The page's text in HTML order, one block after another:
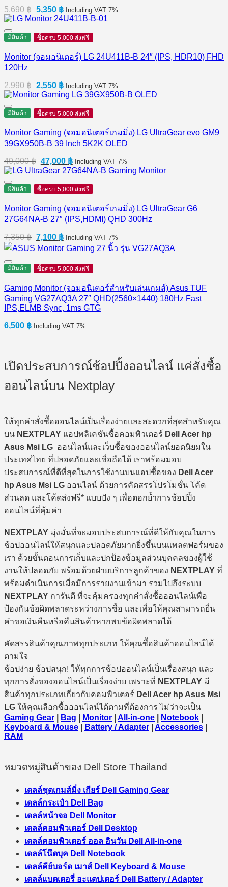
5,690฿ Original
price
5,690 ฿.
5,350 ฿Current
price
5,350 ฿.
Including VAT 7%
มีสินค้า ซื้อครบ 5,000 ส่งฟรี
Monitor (จอมอนิเตอร์) LG 24U411B-B 24″ (IPS, HDR10) FHD
120Hz
2,990฿ Original
price
2,990 ฿.
2,550 ฿Current
price
2,550 ฿.
Including VAT 7%
มีสินค้า ซื้อครบ 5,000 ส่งฟรี
Monitor Gaming (จอมอนิเตอร์เกมมิ่ง) LG UltraGear evo GM9
39GX950B-B 39 Inch 5K2K OLED
49,000฿ Original
price
49,000 ฿.
47,000 ฿Current
price
47,000 ฿.
Including VAT 7%
มีสินค้า ซื้อครบ 5,000 ส่งฟรี
Monitor Gaming (จอมอนิเตอร์เกมมิ่ง) LG UltraGear G6
27G64NA-B 27″ (IPS,HDMI) QHD 300Hz
7,350฿ Original
price
was:
7,350 ฿.
7,100 ฿Current
price
is:
7,100 ฿.
Including VAT 7%
มีสินค้า ซื้อครบ 5,000 ส่งฟรี
Gaming Monitor (จอมอนิเตอร์สำหรับเล่นเกมส์) Asus TUF
Gaming VG27AQ3A 27″ QHD(2560×1440) 180Hz Fast
IPS,ELMB Sync, 1ms GTG
6,500 ฿ Including VAT 7%
เปิดประสบการณ์ช้อปปิ้งออนไลน์ แค่สั่งซื้อ
ออนไลน์บน Nextplay
ให้ทุกคำสั่งซื้อออนไลน์เป็นเรื่องง่ายและสะดวกที่สุดสำหรับคุณ
บน NEXTPLAY แอปพลิเคชันซื้อคอมพิวเตอร์ Dell Acer hp
Asus Msi LG ออนไลน์และเว็บซื้อของออนไลน์ยอดนิยมใน
ประเทศไทย ที่ปลอดภัยและเชื่อถือได้ เราพร้อมมอบ
ประสบการณ์ที่ดีที่สุดในการใช้งานบนแอปซื้อของ Dell Acer
hp Asus Msi LG ออนไลน์ ด้วยการคัดสรรโปรโมชั่น โค้ด
ส่วนลด และโค้ดส่งฟรี* แบบปัง ๆ เพื่อตอกย้ำการช้อปปิ้ง
ออนไลน์ที่คุ้มค่า
NEXTPLAY มุ่งมั่นที่จะมอบประสบการณ์ที่ดีให้กับคุณในการ
ช้อปออนไลน์ให้สนุกและปลอดภัยมากยิ่งขึ้นบนแพลตฟอร์มของ
เรา ด้วยขั้นตอนการเก็บและปกป้องข้อมูลส่วนบุคคลของผู้ใช้
งานให้ปลอดภัย พร้อมด้วยฝ่ายบริการลูกค้าของ NEXTPLAY ที่
พร้อมดำเนินการเมื่อมีการรายงานเข้ามา รวมไปถึงระบบ
NEXTPLAY การันตี ที่จะคุ้มครองทุกคำสั่งซื้อออนไลน์เพื่อ
ป้องกันข้อผิดพลาดระหว่างการซื้อ และเพื่อให้คุณสามารถยื่น
คำขอเงินคืนหรือคืนสินค้าหากพบข้อผิดพลาดได้
คัดสรรสินค้าคุณภาพทุกประเภท ให้คุณซื้อสินค้าออนไลน์ได้
ตามใจ
ช้อปง่าย ช้อปสนุก! ให้ทุกการช้อปออนไลน์เป็นเรื่องสนุก และ
ทุกการสั่งของออนไลน์เป็นเรื่องง่าย เพราะที่ NEXTPLAY มี
สินค้าทุกประเภทเกี่ยวกับคอมพิวเตอร์ Dell Acer hp Asus Msi
LG ให้คุณเลือกซื้อออนไลน์ได้ตามที่ต้องการ ไม่ว่าจะเป็น
Gaming Gear
Bag Monitor All-in-one Notebook
Keyboard & Mouse
Battery / Adapter Accessories
RAM
หมวดหมู่สินค้าของ Dell Store Thailand
เดลล์ชุดเกมส์มิ่ง เกียร์ Dell Gaming Gear
เดลล์กระเป๋า Dell Bag
เดลล์หน้าจอ Dell Monitor
เดลล์คอมพิวเตอร์ Dell Desktop
เดลล์คอมพิวเตอร์ ออล อินวัน Dell All-in-one
เดลล์โน๊ตบุค Dell Notebook
เดลล์คีย์บอร์ด เมาส์ Dell Keyboard & Mouse
เดลล์แบตเตอรี่ อะแดปเตอร์ Dell Battery / Adapter